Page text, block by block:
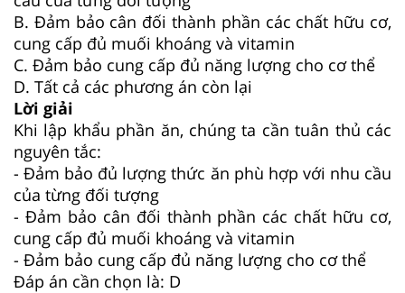
B. Đảm bảo cân đối thành phần các chất hữu cơ,
cung cấp đủ muối khoáng và vitamin
C. Đảm bảo cung cấp đủ năng lượng cho cơ thể
D. Tất cả các phương án còn lại
Lời giải
Khi lập khẩu phần ăn, chúng ta cần tuân thủ các
nguyên tắc:
- Đảm bảo đủ lượng thức ăn phù hợp với nhu cầu
của từng đối tượng
- Đảm bảo cân đối thành phần các chất hữu cơ,
cung cấp đủ muối khoáng và vitamin
- Đảm bảo cung cấp đủ năng lượng cho cơ thể
Đáp án cần chọn là: D